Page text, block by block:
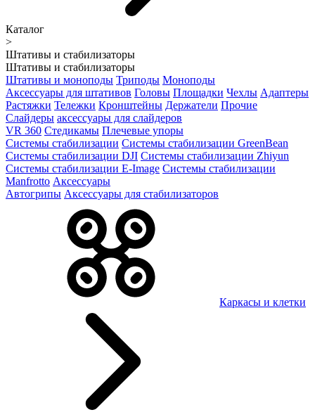
Каталог
>
Штативы и стабилизаторы
Штативы и стабилизаторы
Штативы и моноподы Триподы Моноподы
Аксессуары для штативов Головы Площадки Чехлы Адаптеры
Растяжки Тележки Кронштейны Держатели Прочие
Слайдеры аксессуары для слайдеров
VR 360 Стедикамы Плечевые упоры
Системы стабилизации Системы стабилизации GreenBean
Системы стабилизации DJI Системы стабилизации Zhiyun
Системы стабилизации E-Image Системы стабилизации
Manfrotto Аксессуары
Автогрипы Аксессуары для стабилизаторов
Каркасы и клетки